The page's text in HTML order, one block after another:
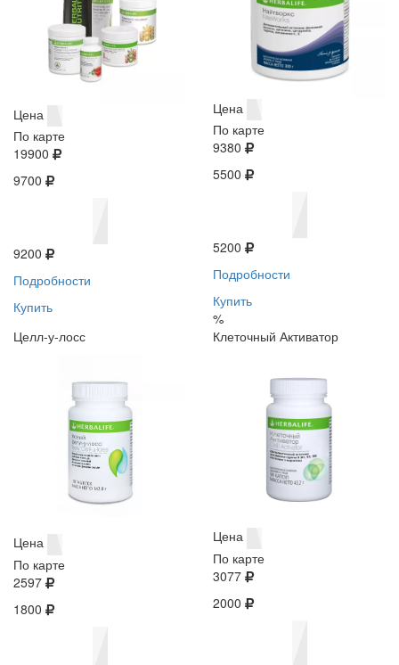
Цена
По карте
19900
9700
9200
Подробности
Купить
Цена
По карте
9380
5500
5200
Подробности
Купить
%
Целл-у-лосс
Цена
По карте
2597
1800
Клеточный Активатор
Цена
По карте
3077
2000